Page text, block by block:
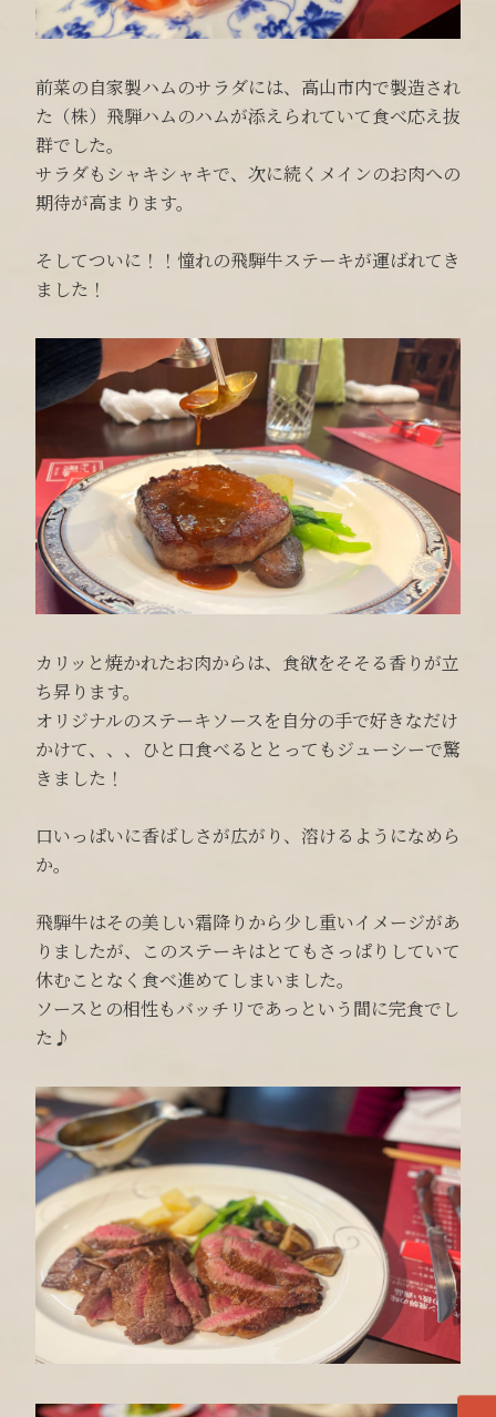
前菜の自家製ハムのサラダには、高山市内で製造され
た（株）飛騨ハムのハムが添えられていて食べ応え抜
群でした。
サラダもシャキシャキで、次に続くメインのお肉への
期待が高まります。
そしてついに！！憧れの飛騨牛ステーキが運ばれてき
ました！
カリッと焼かれたお肉からは、食欲をそそる香りが立
ち昇ります。
オリジナルのステーキソースを自分の手で好きなだけ
かけて、、、ひと口食べるととってもジューシーで驚
きました！
口いっぱいに香ばしさが広がり、溶けるようになめら
か。
飛騨牛はその美しい霜降りから少し重いイメージがあ
りましたが、このステーキはとてもさっぱりしていて
休むことなく食べ進めてしまいました。
ソースとの相性もバッチリであっという間に完食でし
た♪